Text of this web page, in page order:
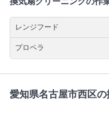
レンジフード
プロペラ
愛知県名古屋市西区